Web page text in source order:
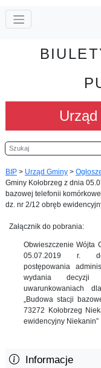
Urząd
Szukaj
BIP > Urząd Gminy >
Gminy Kołobrzeg z dnia
bazowej telefonii
dz. nr 2/12 obręb
Załącznik do pobrania:
Obwieszczenie Wójta
05.07.2019 r.
postępowania
wydania decyzji
uwarunkowaniach
„Budowa stacji
73272 Kołobrzeg
ewidencyjny Niekanin”
Informacje